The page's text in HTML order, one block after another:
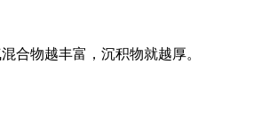
合物越丰富，沉积物就越厚。